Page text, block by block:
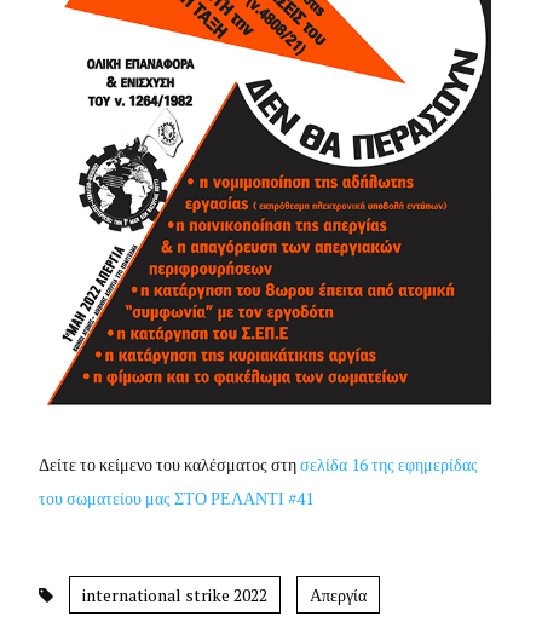
Δείτε το κείμενο του καλέσματος στησελίδα 16 της εφημερίδας
του σωματείου μας ΣΤΟ ΡΕΛΑΝΤΙ #41
international strike 2022 Απεργία